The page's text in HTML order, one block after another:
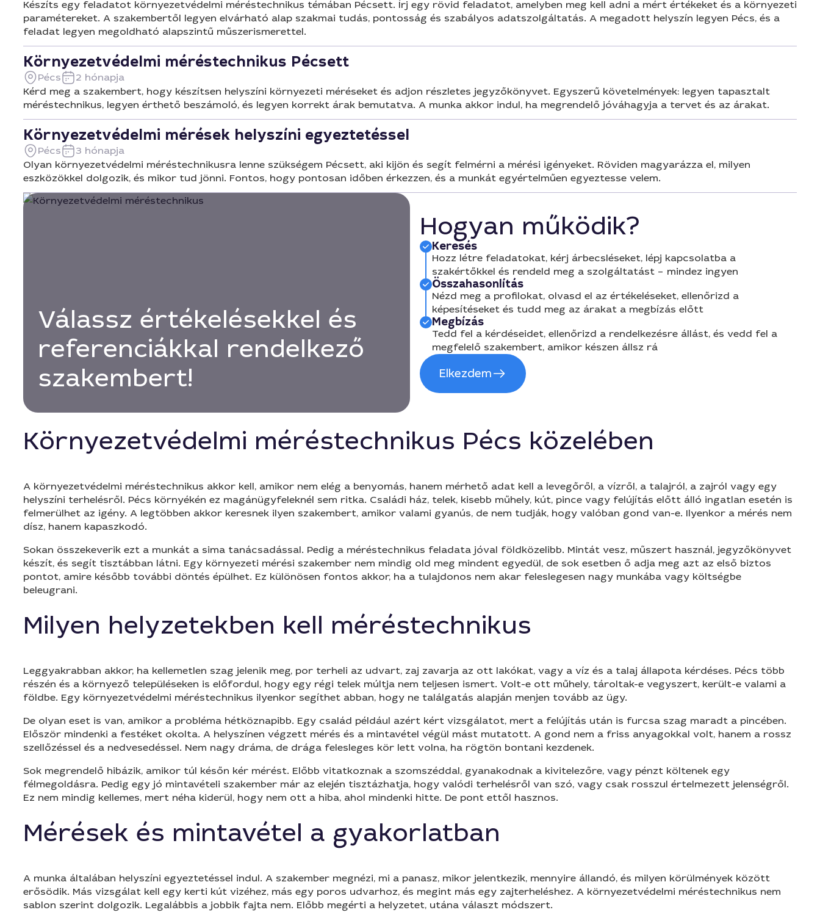
Készíts egy feladatot környezetvédelmi méréstechnikus témában Pécsett. Írj egy rövid feladatot, amelyben meg kell adni a mért értékeket és a környezeti
paramétereket. A szakembertől legyen elvárható alap szakmai tudás, pontosság és szabályos adatszolgáltatás. A megadott helyszín legyen Pécs, és a
feladat legyen megoldható alapszintű műszerismerettel.
Környezetvédelmi méréstechnikus Pécsett
Pécs
2 hónapja
Kérd meg a szakembert, hogy készítsen helyszíni környezeti méréseket és adjon részletes jegyzőkönyvet. Egyszerű követelmények: legyen tapasztalt
méréstechnikus, legyen érthető beszámoló, és legyen korrekt árak bemutatva. A munka akkor indul, ha megrendelő jóváhagyja a tervet és az árakat.
Környezetvédelmi mérések helyszíni egyeztetéssel
Pécs
3 hónapja
Olyan környezetvédelmi méréstechnikusra lenne szükségem Pécsett, aki kijön és segít felmérni a mérési igényeket. Röviden magyarázza el, milyen
eszközökkel dolgozik, és mikor tud jönni. Fontos, hogy pontosan időben érkezzen, és a munkát egyértelműen egyeztesse velem.
Válassz értékelésekkel és
referenciákkal rendelkező
szakembert!
Hogyan működik?
Keresés
Hozz létre feladatokat, kérj árbecsléseket, lépj kapcsolatba a
szakértőkkel és rendeld meg a szolgáltatást – mindez ingyen
Összahasonlítás
Nézd meg a profilokat, olvasd el az értékeléseket, ellenőrizd a
képesítéseket és tudd meg az árakat a megbízás előtt
Megbízás
Tedd fel a kérdéseidet, ellenőrizd a rendelkezésre állást, és vedd fel a
megfelelő szakembert, amikor készen állsz rá
Elkezdem
Környezetvédelmi méréstechnikus Pécs közelében
A környezetvédelmi méréstechnikus akkor kell, amikor nem elég a benyomás, hanem mérhető adat kell a levegőről, a vízről, a talajról, a zajról vagy egy
helyszíni terhelésről. Pécs környékén ez magánügyfeleknél sem ritka. Családi ház, telek, kisebb műhely, kút, pince vagy felújítás előtt álló ingatlan esetén is
felmerülhet az igény. A legtöbben akkor keresnek ilyen szakembert, amikor valami gyanús, de nem tudják, hogy valóban gond van-e. Ilyenkor a mérés nem
dísz, hanem kapaszkodó.
Sokan összekeverik ezt a munkát a sima tanácsadással. Pedig a méréstechnikus feladata jóval földközelibb. Mintát vesz, műszert használ, jegyzőkönyvet
készít, és segít tisztábban látni. Egy környezeti mérési szakember nem mindig old meg mindent egyedül, de sok esetben ő adja meg azt az első biztos
pontot, amire később további döntés épülhet. Ez különösen fontos akkor, ha a tulajdonos nem akar feleslegesen nagy munkába vagy költségbe
beleugrani.
Milyen helyzetekben kell méréstechnikus
Leggyakrabban akkor, ha kellemetlen szag jelenik meg, por terheli az udvart, zaj zavarja az ott lakókat, vagy a víz és a talaj állapota kérdéses. Pécs több
részén és a környező településeken is előfordul, hogy egy régi telek múltja nem teljesen ismert. Volt-e ott műhely, tároltak-e vegyszert, került-e valami a
földbe. Egy környezetvédelmi méréstechnikus ilyenkor segíthet abban, hogy ne találgatás alapján menjen tovább az ügy.
De olyan eset is van, amikor a probléma hétköznapibb. Egy család például azért kért vizsgálatot, mert a felújítás után is furcsa szag maradt a pincében.
Először mindenki a festéket okolta. A helyszínen végzett mérés és a mintavétel végül mást mutatott. A gond nem a friss anyagokkal volt, hanem a rossz
szellőzéssel és a nedvesedéssel. Nem nagy dráma, de drága felesleges kör lett volna, ha rögtön bontani kezdenek.
Sok megrendelő hibázik, amikor túl későn kér mérést. Előbb vitatkoznak a szomszéddal, gyanakodnak a kivitelezőre, vagy pénzt költenek egy
félmegoldásra. Pedig egy jó mintavételi szakember már az elején tisztázhatja, hogy valódi terhelésről van szó, vagy csak rosszul értelmezett jelenségről.
Ez nem mindig kellemes, mert néha kiderül, hogy nem ott a hiba, ahol mindenki hitte. De pont ettől hasznos.
Mérések és mintavétel a gyakorlatban
A munka általában helyszíni egyeztetéssel indul. A szakember megnézi, mi a panasz, mikor jelentkezik, mennyire állandó, és milyen körülmények között
erősödik. Más vizsgálat kell egy kerti kút vizéhez, más egy poros udvarhoz, és megint más egy zajterheléshez. A környezetvédelmi méréstechnikus nem
sablon szerint dolgozik. Legalábbis a jobbik fajta nem. Előbb megérti a helyzetet, utána választ módszert.